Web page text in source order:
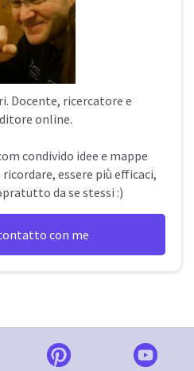
. Docente, ricercatore e
online.
condivido idee e mappe
essere più efficaci,
da se stessi :)
con me